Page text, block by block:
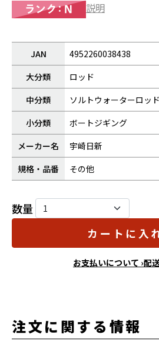
説明
JAN
4952260038438
大分類
ロッド
中分類
ソルトウォーターロッ
小分類
ボートジギング
メーカー名
宇崎日新
規格・品番
その他
数量
カートに入
お支払いについて ›配
注文に関する情報